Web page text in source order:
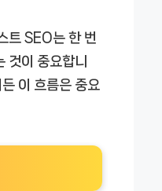
트 SEO는 한 번
것이 중요합니
이 흐름은 중요